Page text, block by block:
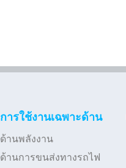
การใช้งานเฉพาะด้าน
ด้านพลังงาน
ด้านการขนส่งทางรถไฟ